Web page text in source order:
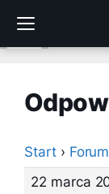
treści
Start › Forum
22 marca